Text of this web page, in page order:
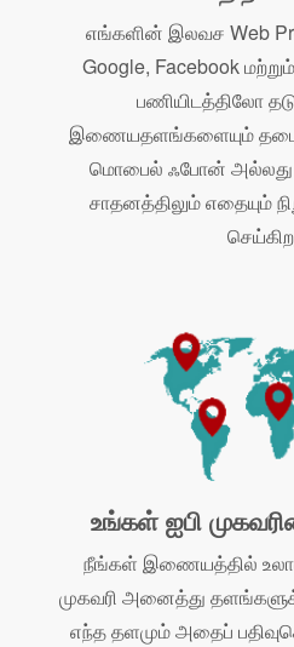
எங்களின் இலவச Web
Google, Facebook
பணியிடத்திலோ
இணையதளங்களையும்
மொபைல் ஃபோன் அல்லது
சாதனத்திலும் எதையும்
உங்கள் ஐபி
நீங்கள் இணையத்தில்
முகவரி அனைத்து
எந்த தளமும் அதைப்